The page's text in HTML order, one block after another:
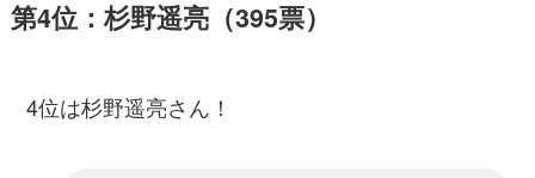
第4位：杉野遥亮（395票）
4位は杉野遥亮さん！